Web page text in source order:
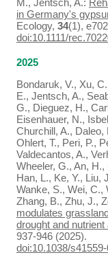
in Germany's
Ecology, 34(1),
doi:10.1111/
2025
Bondaruk, V., Xu,
E., Jentsch, A.,
G., Dieguez, H.,
Eisenhauer, N.,
Churchill, A., Daleo,
Ohlert, T., Peri, P.,
Valdecantos, A.,
Wheeler, G., An,
Han, L., Ke, Y., Liu,
Wanke, S., Wei, C.,
Zhang, B., Zhu, J.,
modulates
drought and nutrient
937-946 (2025).
doi:10.1038/